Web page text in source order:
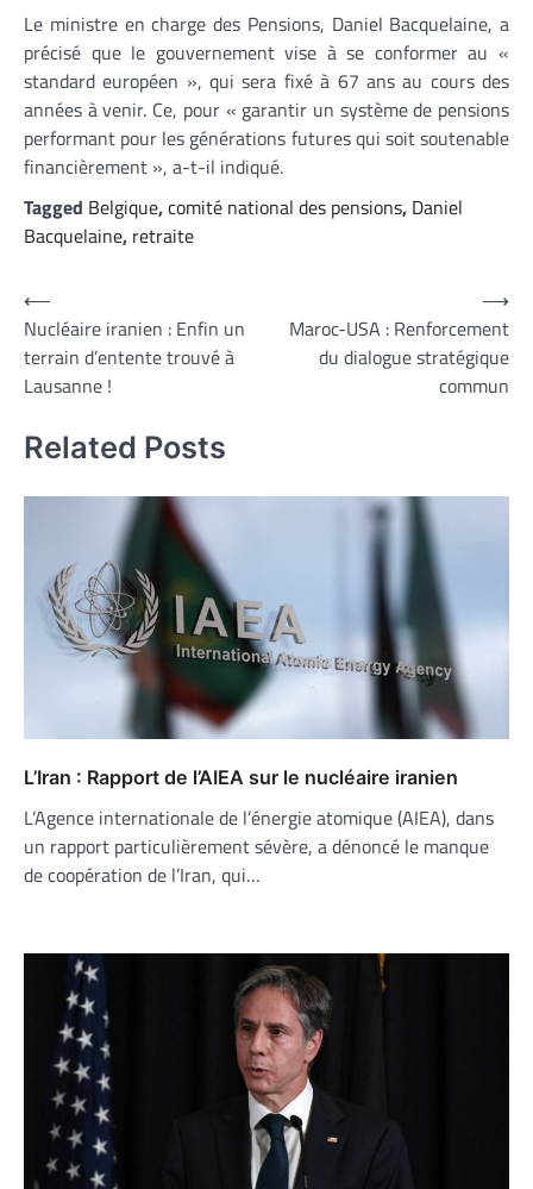
Le ministre en charge des Pensions, Daniel Bacquelaine, a
précisé que le gouvernement vise à se conformer au «
standard européen », qui sera fixé à 67 ans au cours des
années à venir. Ce, pour « garantir un système de pensions
performant pour les générations futures qui soit soutenable
financièrement », a-t-il indiqué.
Tagged Belgique,comité national des pensions, Daniel
Bacquelaine, retraite
Navigation
de
l’article
⟵
Nucléaire iranien : Enfin un
terrain d’entente trouvé à
Lausanne !
Maroc-USA : Renforcement
du dialogue stratégique
commun
⟶
Related Posts
L’Iran : Rapport de l’AIEA sur le nucléaire iranien
L’Agence internationale de l’énergie atomique (AIEA), dans
un rapport particulièrement sévère, a dénoncé le manque
de coopération de l’Iran, qui…